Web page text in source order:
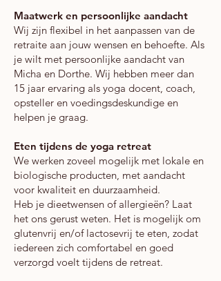
Maatwerk en persoonlijke aandacht
Wij zijn flexibel in het aanpassen van de
retraite aan jouw wensen en behoefte. Als
je wilt met persoonlijke aandacht van
Micha en Dorthe. Wij hebben meer dan
15 jaar ervaring als yoga docent, coach,
opsteller en voedingsdeskundige en
helpen je graag.
Eten tijdens de yoga retreat
We werken zoveel mogelijk met lokale en
biologische producten, met aandacht
voor kwaliteit en duurzaamheid.
Heb je dieetwensen of allergieën? Laat
het ons gerust weten. Het is mogelijk om
glutenvrij en/of lactosevrij te eten, zodat
iedereen zich comfortabel en goed
verzorgd voelt tijdens de retreat.